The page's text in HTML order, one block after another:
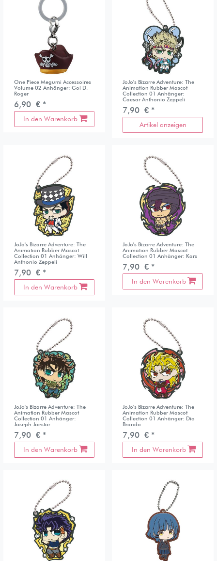
One Piece Megumi Accessoires
Volume 02 Anhänger: Gol D.
Roger
6,90 € *
In den Warenkorb
JoJo's Bizarre Adventure: The
Animation Rubber Mascot
Collection 01 Anhänger:
Caesar Anthonio Zeppeli
7,90 € *
Artikel anzeigen
JoJo's Bizarre Adventure: The
Animation Rubber Mascot
Collection 01 Anhänger: Will
Anthonio Zeppeli
7,90 € *
In den Warenkorb
JoJo's Bizarre Adventure: The
Animation Rubber Mascot
Collection 01 Anhänger: Kars
7,90 € *
In den Warenkorb
JoJo's Bizarre Adventure: The
Animation Rubber Mascot
Collection 01 Anhänger:
Joseph Joestar
7,90 € *
In den Warenkorb
JoJo's Bizarre Adventure: The
Animation Rubber Mascot
Collection 01 Anhänger: Dio
Brando
7,90 € *
In den Warenkorb